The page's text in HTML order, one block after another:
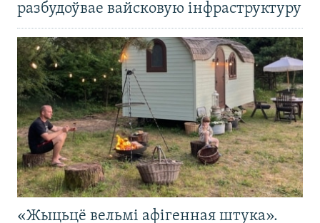
разбудоўвае вайсковую інфраструктуру
«Жыцьцё вельмі афігенная штука».